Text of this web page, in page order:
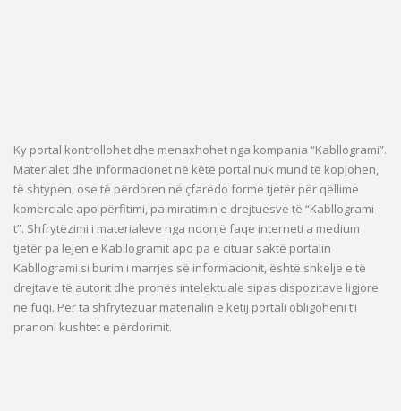
Ky portal kontrollohet dhe menaxhohet nga kompania “Kabllogrami”.
Materialet dhe informacionet në këtë portal nuk mund të kopjohen,
të shtypen, ose të përdoren në çfarëdo forme tjetër për qëllime
komerciale apo përfitimi, pa miratimin e drejtuesve të “Kabllogrami-
t”. Shfrytëzimi i materialeve nga ndonjë faqe interneti a medium
tjetër pa lejen e Kabllogramit apo pa e cituar saktë portalin
Kabllogrami si burim i marrjes së informacionit, është shkelje e të
drejtave të autorit dhe pronës intelektuale sipas dispozitave ligjore
në fuqi. Për ta shfrytëzuar materialin e këtij portali obligoheni t’i
pranoni kushtet e përdorimit.